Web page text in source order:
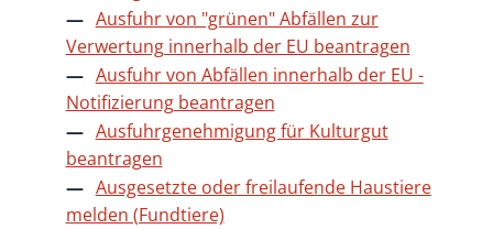
Ausfuhr von "grünen" Abfällen zur
Verwertung innerhalb der EU beantragen
Ausfuhr von Abfällen innerhalb der EU -
Notifizierung beantragen
Ausfuhrgenehmigung für Kulturgut
beantragen
Ausgesetzte oder freilaufende Haustiere
melden (Fundtiere)